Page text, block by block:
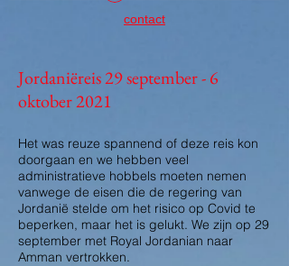
contact
Jordaniëreis 29 september - 6
oktober 2021
Het was reuze spannend of deze reis kon
doorgaan en we hebben veel
administratieve hobbels moeten nemen
vanwege de eisen die de regering van
Jordanië stelde om het risico op Covid te
beperken, maar het is gelukt. We zijn op 29
september met Royal Jordanian naar
Amman vertrokken.